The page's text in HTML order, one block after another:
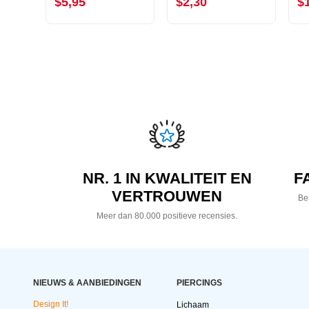
NR. 1 IN KWALITEIT EN
VERTROUWEN
Meer dan 80.000 positieve recensies.
NIEUWS & AANBIEDINGEN
Design It!
PIERCINGS
Lichaam